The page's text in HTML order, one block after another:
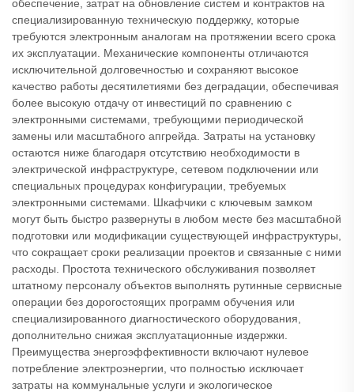
обеспечение, затрат на обновление систем и контрактов на
специализированную техническую поддержку, которые
требуются электронным аналогам на протяжении всего срока
их эксплуатации. Механические компоненты отличаются
исключительной долговечностью и сохраняют высокое
качество работы десятилетиями без деградации, обеспечивая
более высокую отдачу от инвестиций по сравнению с
электронными системами, требующими периодической
замены или масштабного апгрейда. Затраты на установку
остаются ниже благодаря отсутствию необходимости в
электрической инфраструктуре, сетевом подключении или
специальных процедурах конфигурации, требуемых
электронными системами. Шкафчики с ключевым замком
могут быть быстро развернуты в любом месте без масштабной
подготовки или модификации существующей инфраструктуры,
что сокращает сроки реализации проектов и связанные с ними
расходы. Простота технического обслуживания позволяет
штатному персоналу объектов выполнять рутинные сервисные
операции без дорогостоящих программ обучения или
специализированного диагностического оборудования,
дополнительно снижая эксплуатационные издержки.
Преимущества энергоэффективности включают нулевое
потребление электроэнергии, что полностью исключает
затраты на коммунальные услуги и экологическое